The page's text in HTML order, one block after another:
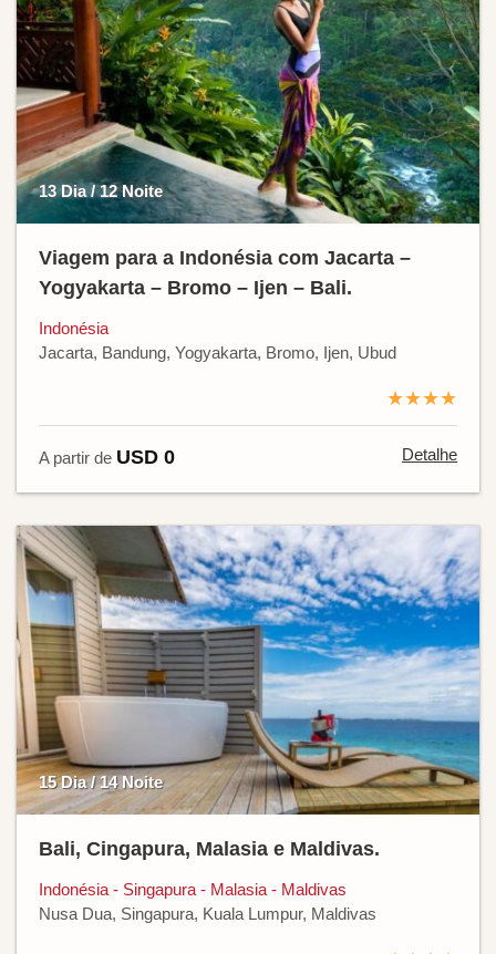
13 Dia / 12 Noite
Viagem para a Indonésia com Jacarta –
Yogyakarta – Bromo – Ijen – Bali.
Indonésia
Jacarta, Bandung, Yogyakarta, Bromo, Ijen, Ubud
★★★★
A partir de USD 0 Detalhe
15 Dia / 14 Noite
Bali, Cingapura, Malasia e Maldivas.
Indonésia - Singapura - Malasia - Maldivas
Nusa Dua, Singapura, Kuala Lumpur, Maldivas